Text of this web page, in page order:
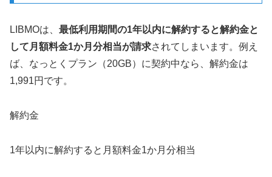
LIBMOは、 最低利用期間の1年以内に解約すると解約金と
して月額料金1か月分相当が請求されてしまいます。例え
ば、なっとくプラン（20GB）に契約中なら、解約金は
1,991円です。
解約金
1年以内に解約すると月額料金1か月分相当